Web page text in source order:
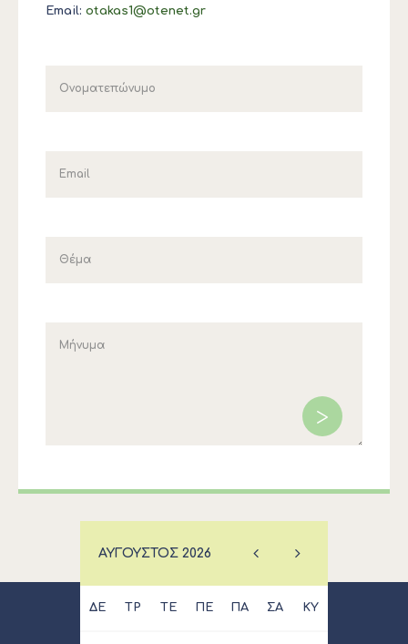
Email: otakas1@otenet.gr
ΑΎΓΟΥΣΤΟΣ 2026
ΔΕ ΤΡ ΤΕ ΠΕ ΠΑ ΣΑ ΚΥ